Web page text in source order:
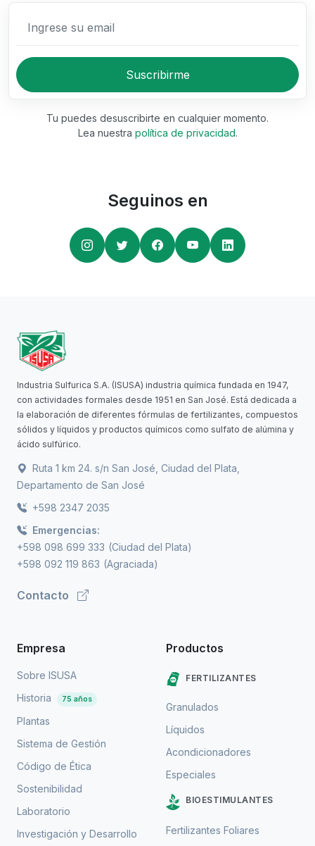
Suscribirme
Tu puedes desuscribirte en cualquier momento.
Lea nuestra política de privacidad.
Seguinos en
Industria Sulfurica S.A. (ISUSA) industria química fundada en 1947,
con actividades formales desde 1951 en San José. Está dedicada a
la elaboración de diferentes fórmulas de fertilizantes, compuestos
sólidos y líquidos y productos químicos como sulfato de alúmina y
ácido sulfúrico.
Ruta 1 km 24. s/n San José, Ciudad del Plata,
Departamento de San José
+598 2347 2035
Emergencias:
+598 098 699 333 (Ciudad del Plata)
+598 092 119 863 (Agraciada)
Contacto
Empresa
Sobre ISUSA
Historia
75 años
Plantas
Sistema de Gestión
Código de Ética
Sostenibilidad
Laboratorio
Investigación y Desarrollo
Productos
FERTILIZANTES
Granulados
Líquidos
Acondicionadores
Especiales
BIOESTIMULANTES
Fertilizantes Foliares